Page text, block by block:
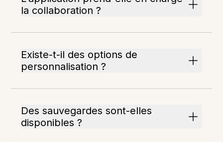
la collaboration ?
Existe-t-il des options de
personnalisation ?
Des sauvegardes sont-elles
disponibles ?